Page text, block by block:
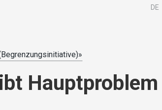
DE
Hauptproblem